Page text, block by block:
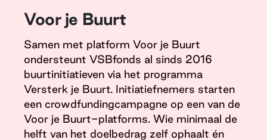
Voor je Buurt
Samen met platform Voor je Buurt
ondersteunt VSBfonds al sinds 2016
buurtinitiatieven via het programma
Versterk je Buurt. Initiatiefnemers starten
een crowdfundingcampagne op een van de
Voor je Buurt-platforms. Wie minimaal de
helft van het doelbedrag zelf ophaalt én